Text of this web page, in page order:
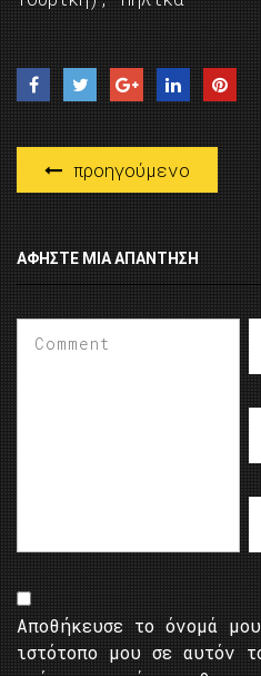
προηγούμενο
ΑΦΉΣΤΕ ΜΙΑ ΑΠΆΝΤΗΣΗ
Αποθήκευσε το όνομά
ιστότοπο μου σε αυτόν